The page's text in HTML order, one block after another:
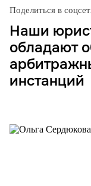
Поделиться в
Наши
обладают
инстанций